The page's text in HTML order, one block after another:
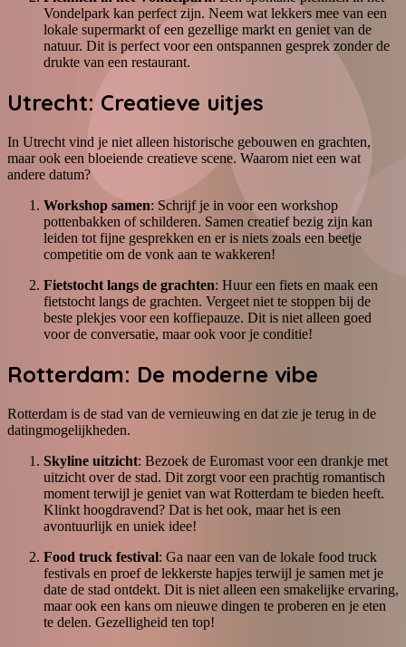
Vondelpark kan perfect zijn. Neem wat lekkers mee van een
lokale supermarkt of een gezellige markt en geniet van de
natuur. Dit is perfect voor een ontspannen gesprek zonder de
drukte van een restaurant.
Utrecht: Creatieve uitjes
In Utrecht vind je niet alleen historische gebouwen en grachten,
maar ook een bloeiende creatieve scene. Waarom niet een wat
andere datum?
Workshop samen: Schrijf je in voor een workshop
pottenbakken of schilderen. Samen creatief bezig zijn kan
leiden tot fijne gesprekken en er is niets zoals een beetje
competitie om de vonk aan te wakkeren!
Fietstocht langs de grachten: Huur een fiets en maak een
fietstocht langs de grachten. Vergeet niet te stoppen bij de
beste plekjes voor een koffiepauze. Dit is niet alleen goed
voor de conversatie, maar ook voor je conditie!
Rotterdam: De moderne vibe
Rotterdam is de stad van de vernieuwing en dat zie je terug in de
datingmogelijkheden.
Skyline uitzicht: Bezoek de Euromast voor een drankje met
uitzicht over de stad. Dit zorgt voor een prachtig romantisch
moment terwijl je geniet van wat Rotterdam te bieden heeft.
Klinkt hoogdravend? Dat is het ook, maar het is een
avontuurlijk en uniek idee!
Food truck festival: Ga naar een van de lokale food truck
festivals en proef de lekkerste hapjes terwijl je samen met je
date de stad ontdekt. Dit is niet alleen een smakelijke ervaring,
maar ook een kans om nieuwe dingen te proberen en je eten
te delen. Gezelligheid ten top!